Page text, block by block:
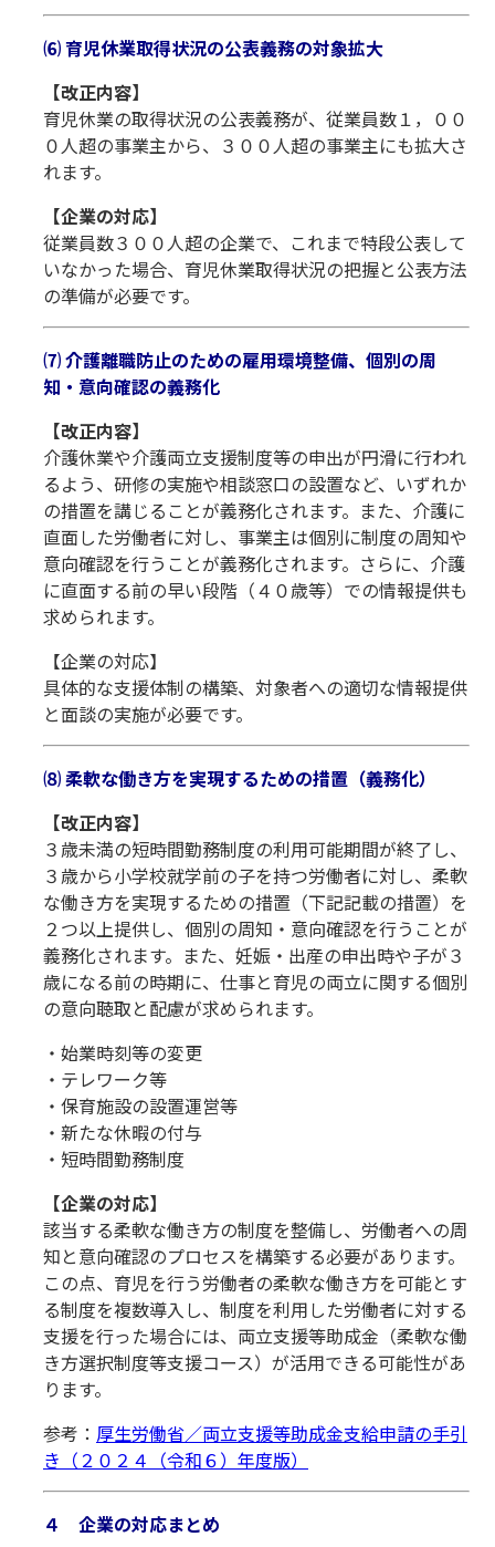
⑹ 育児休業取得状況の公表義務の対象拡大
【改正内容】
育児休業の取得状況の公表義務が、従業員数１，００
０人超の事業主から、３００人超の事業主にも拡大さ
れます。
【企業の対応】
従業員数３００人超の企業で、これまで特段公表して
いなかった場合、育児休業取得状況の把握と公表方法
の準備が必要です。
⑺ 介護離職防止のための雇用環境整備、個別の周
知・意向確認の義務化
【改正内容】
介護休業や介護両立支援制度等の申出が円滑に行われ
るよう、研修の実施や相談窓口の設置など、いずれか
の措置を講じることが義務化されます。また、介護に
直面した労働者に対し、事業主は個別に制度の周知や
意向確認を行うことが義務化されます。さらに、介護
に直面する前の早い段階（４０歳等）での情報提供も
求められます。
【企業の対応】
具体的な支援体制の構築、対象者への適切な情報提供
と面談の実施が必要です。
⑻ 柔軟な働き方を実現するための措置（義務化）
【改正内容】
３歳未満の短時間勤務制度の利用可能期間が終了し、
３歳から小学校就学前の子を持つ労働者に対し、柔軟
な働き方を実現するための措置（下記記載の措置）を
２つ以上提供し、個別の周知・意向確認を行うことが
義務化されます。また、妊娠・出産の申出時や子が３
歳になる前の時期に、仕事と育児の両立に関する個別
の意向聴取と配慮が求められます。
・始業時刻等の変更
・テレワーク等
・保育施設の設置運営等
・新たな休暇の付与
・短時間勤務制度
【企業の対応】
該当する柔軟な働き方の制度を整備し、労働者への周
知と意向確認のプロセスを構築する必要があります。
この点、育児を行う労働者の柔軟な働き方を可能とす
る制度を複数導入し、制度を利用した労働者に対する
支援を行った場合には、両立支援等助成金（柔軟な働
き方選択制度等支援コース）が活用できる可能性があ
ります。
参考： 厚生労働省／両立支援等助成金支給申請の手引
き（２０２４（令和６）年度版）
４ 企業の対応まとめ